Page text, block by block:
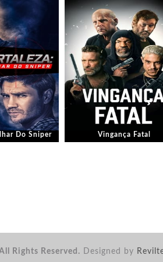
Do Sniper Vingança Fatal
Rights Reserved. Designed by